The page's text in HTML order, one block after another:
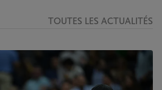
TOUTES LES ACTUALITÉS